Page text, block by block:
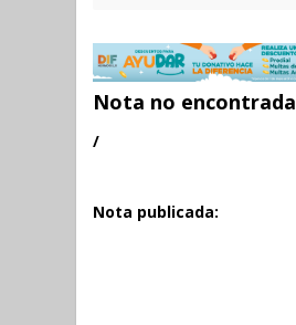
Nota no encontrada
/
Nota publicada: